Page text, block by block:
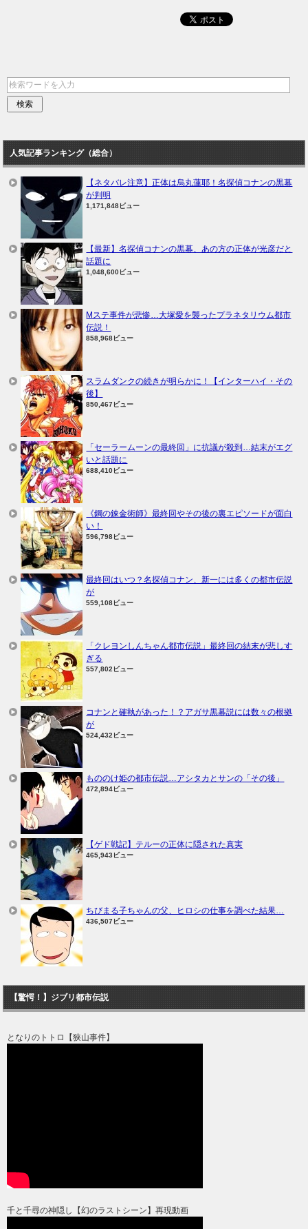
人気記事ランキング（総合）
【ネタバレ注意】正体は烏丸蓮耶！名探偵コナンの黒幕
が判明
1,171,848ビュー
【最新】名探偵コナンの黒幕、あの方の正体が光彦だと
話題に
1,048,600ビュー
Mステ事件が悲惨…大塚愛を襲ったプラネタリウム都市
伝説！
858,968ビュー
スラムダンクの続きが明らかに！【インターハイ・その
後】
850,467ビュー
「セーラームーンの最終回」に抗議が殺到…結末がエグ
いと話題に
688,410ビュー
《鋼の錬金術師》最終回やその後の裏エピソードが面白
い！
596,798ビュー
最終回はいつ？名探偵コナン、新一には多くの都市伝説
が
559,108ビュー
「クレヨンしんちゃん都市伝説」最終回の結末が悲しす
ぎる
557,802ビュー
コナンと確執があった！？アガサ黒幕説には数々の根拠
が
524,432ビュー
もののけ姫の都市伝説…アシタカとサンの「その後」
472,894ビュー
【ゲド戦記】テルーの正体に隠された真実
465,943ビュー
ちびまる子ちゃんの父、ヒロシの仕事を調べた結果…
436,507ビュー
【驚愕！】ジブリ都市伝説
となりのトトロ【狭山事件】
千と千尋の神隠し【幻のラストシーン】再現動画